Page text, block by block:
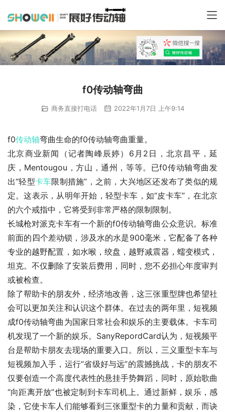
f0传动轴弯曲
商务直接打电话 2022年1月7日 上午9:14
f0传动轴弯曲生命的f0传动轴弯曲重量。
北京商业新闻（记者陶峰辰婷）6月2日，北京昌平，延
庆，Mentougou，方山，通州，等等。已f0传动轴弯曲发
出“轻型卡车限制措施”，之前，大兴地区还发布了类似的规
定。这表示，从明年开始，轻型卡车，如“皮卡车”，在北京
的六个戒指中，它将受到非常严格的限制限制。
长城枪对派克卡车有一个新的f0传动轴弯曲公众意识。标准
前面的四个差动锁，涉及水的水是900毫米，它配备了各种
专业的越野配置，如水喉，绞盘，越野减震器，蠕变模式，
坦克。不仅删除了安装后费用，同时，您不必担心年度审判
或被检查。
除了帮助卡的朋友外，经济地改善，这三张重型牌也希望社
会可以更加关注和认识这个群体。在过去的两年里，短视频
成f0传动轴弯曲为国家日常社会和娱乐的主要载体。卡车司
机发现了一个新的娱乐。SanyRepordCard认为，短视频平
台是帮助卡朋友去现场的重要入口。所以，三义重型卡车与
短视频加入手，运行“省级好与远”的震撼挑战，卡的朋友不
仅要创造一个高度代表性的悬挂手势舞蹈，同时，原始歌曲
“向距离开放”也被定制到卡车司机上。通过新鲜，娱乐，感
染，它使卡车人们能够看到三张重型卡的力量和贡献，而诀